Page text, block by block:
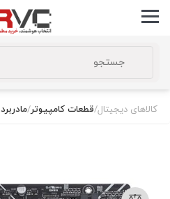
کالاهای دیجیتال/قطعات کامپیوتر/مادربرد